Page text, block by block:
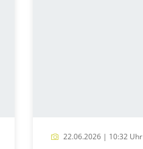
22.06.2026 | 10:32 Uhr